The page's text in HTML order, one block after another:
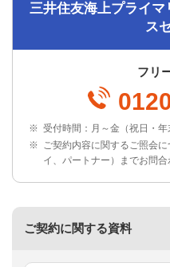
三井住友海上プライ
ス
フリ
※ 受付時間：月～金（祝日・
※ ご契約内容に関するご照会
イ、パートナー）までお問合
ご契約に関する資料